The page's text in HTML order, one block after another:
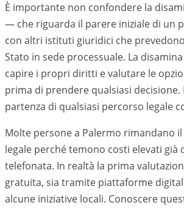
È importante non confondere la
— che riguarda il parere iniziale di un
con altri istituti giuridici che
Stato in sede processuale. La
capire i propri diritti e valutare le
prima di prendere qualsiasi decisione.
partenza di qualsiasi percorso legale
Molte persone a Palermo rimandano
legale perché temono costi elevati già
telefonata. In realtà la prima
gratuita, sia tramite piattaforme
alcune iniziative locali. Conoscere